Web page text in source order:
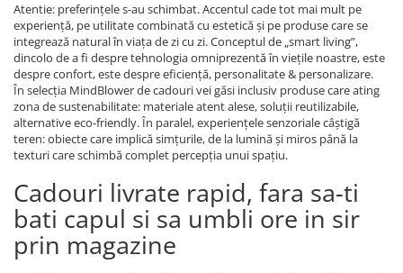
Atentie: preferințele s-au schimbat. Accentul cade tot mai mult pe
experiență, pe utilitate combinată cu estetică și pe produse care se
integrează natural în viața de zi cu zi. Conceptul de „smart living”,
dincolo de a fi despre tehnologia omniprezentă în viețile noastre, este
despre confort, este despre eficiență, personalitate & personalizare.
În selecția MindBlower de cadouri vei găsi inclusiv produse care ating
zona de sustenabilitate: materiale atent alese, soluții reutilizabile,
alternative eco-friendly. În paralel, experiențele senzoriale câștigă
teren: obiecte care implică simțurile, de la lumină și miros până la
texturi care schimbă complet percepția unui spațiu.
Cadouri livrate rapid, fara sa-ti
bati capul si sa umbli ore in sir
prin magazine